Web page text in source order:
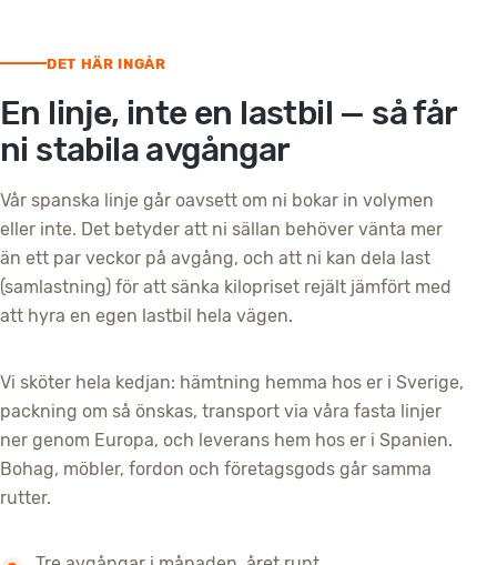
DET HÄR INGÅR
En linje, inte en lastbil — så får
ni stabila avgångar
Vår spanska linje går oavsett om ni bokar in volymen
eller inte. Det betyder att ni sällan behöver vänta mer
än ett par veckor på avgång, och att ni kan dela last
(samlastning) för att sänka kilopriset rejält jämfört med
att hyra en egen lastbil hela vägen.
Vi sköter hela kedjan: hämtning hemma hos er i Sverige,
packning om så önskas, transport via våra fasta linjer
ner genom Europa, och leverans hem hos er i Spanien.
Bohag, möbler, fordon och företagsgods går samma
rutter.